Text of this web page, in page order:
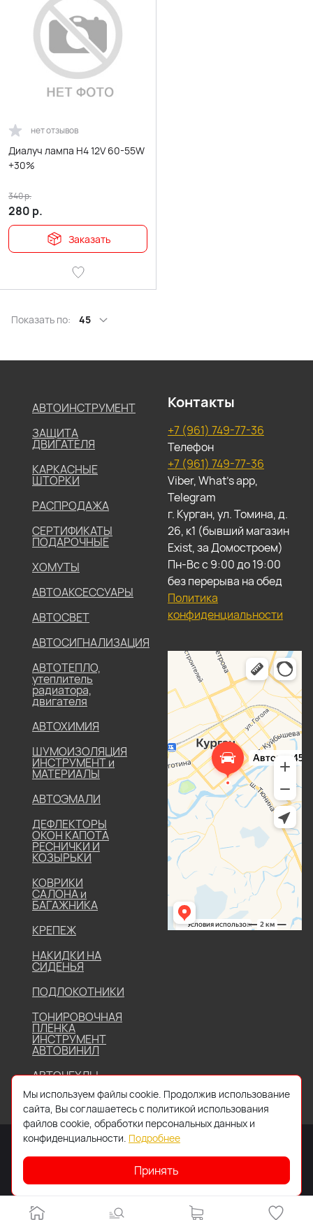
нет отзывов
Диалуч лампа H4 12V 60-55W
+30%
280 р.
340р.
Заказать
Показать по: 45
АВТОИНСТРУМЕНТ
ЗАЩИТА
ДВИГАТЕЛЯ
КАРКАСНЫЕ
ШТОРКИ
РАСПРОДАЖА
СЕРТИФИКАТЫ
ПОДАРОЧНЫЕ
ХОМУТЫ
АВТОАКСЕССУАРЫ
АВТОСВЕТ
АВТОСИГНАЛИЗАЦИЯ
АВТОТЕПЛО,
утеплитель
радиатора,
двигателя
АВТОХИМИЯ
ШУМОИЗОЛЯЦИЯ
ИНСТРУМЕНТ и
МАТЕРИАЛЫ
АВТОЭМАЛИ
ДЕФЛЕКТОРЫ
ОКОН КАПОТА
РЕСНИЧКИ И
КОЗЫРЬКИ
КОВРИКИ
САЛОНА и
БАГАЖНИКА
КРЕПЕЖ
НАКИДКИ НА
СИДЕНЬЯ
ПОДЛОКОТНИКИ
ТОНИРОВОЧНАЯ
ПЛЕНКА
ИНСТРУМЕНТ
АВТОВИНИЛ
АВТОЧЕХЛЫ
Контакты
+7 (961) 749-77-36
Телефон
+7 (961) 749-77-36
Viber, What's app,
Telegram
г. Курган, ул. Томина, д.
26, к1 (бывший магазин
Exist, за Домостроем)
Пн-Вс с 9:00 до 19:00
без перерыва на обед
Политика
конфиденциальности
2026 © Все права защищены. Работает наIDIGI
Мы используем файлы cookie. Продолжив использование
сайта, Вы соглашаетесь с политикой использования
файлов cookie, обработки персональных данных и
конфиденциальности. Подробнее
Принять